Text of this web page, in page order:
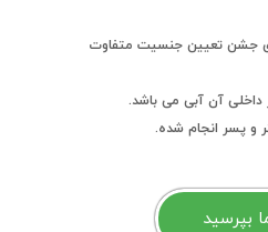
جشن تعیین جنسیت متفاوت
آن آبی می باشد.
و پسر انجام شده.
بپرسید